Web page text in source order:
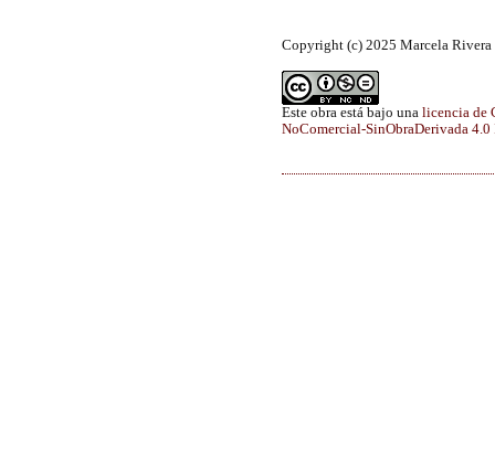
Copyright (c) 2025 Marcela
Este obra está bajo una licencia de
NoComercial-SinObraDerivada